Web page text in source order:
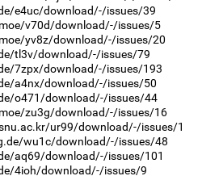
e4uc/download/-/issues/39
v70d/download/-/issues/5
yv8z/download/-/issues/20
tl3v/download/-/issues/79
7zpx/download/-/issues/193
a4nx/download/-/issues/50
o471/download/-/issues/44
zu3g/download/-/issues/16
ur99/download/-/issues/1
wu1c/download/-/issues/48
aq69/download/-/issues/101
4ioh/download/-/issues/9